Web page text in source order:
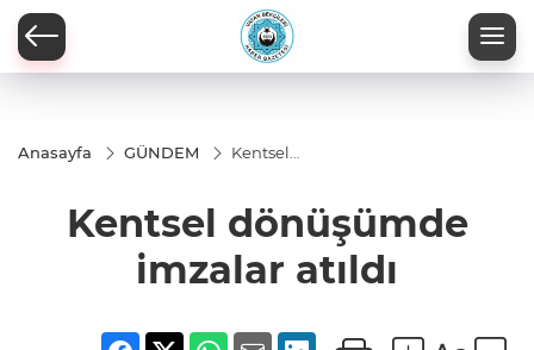
Anasayfa GÜNDEM
Kentsel
atıldı
Kentsel dönüşümde
imzalar atıldı